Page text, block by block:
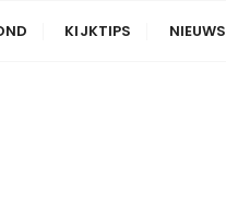
KIJKTIPS NIEUWS